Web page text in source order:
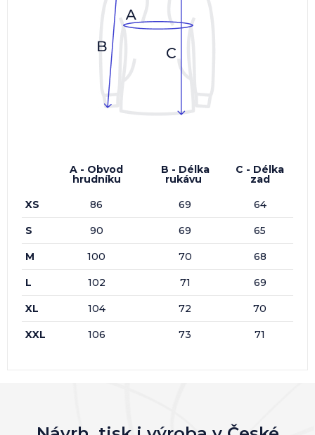
A - Obvod
hrudníku
B - Délka
rukávu
C - Délka
zad
XS
86 69 64
S 90 69 65
M 100 70 68
L 102 71 69
XL 104 72 70
XXL 106 73 71